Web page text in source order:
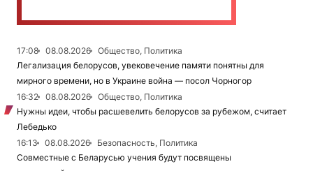
17:08 08.08.2026
Общество, Политика
Легализация белорусов, увековечение памяти понятны для
мирного времени, но в Украине война — посол Чорногор
16:32
08.08.2026
Общество, Политика
Нужны идеи, чтобы расшевелить белорусов за рубежом, считает
Лебедько
16:13
08.08.2026
Безопасность, Политика
Совместные с Беларусью учения будут посвящены